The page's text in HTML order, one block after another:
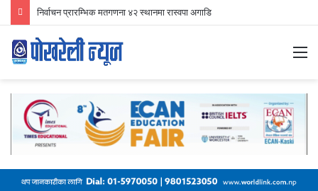
मुस्ताङबाट कांग्रेसले खोल्यो खाता, योगेश गौचन थकाली विजयी